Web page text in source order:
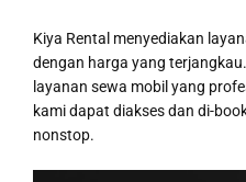
Kiya Rental menyediakan
dengan harga yang
layanan sewa mobil yang
kami dapat diakses dan di-
nonstop.